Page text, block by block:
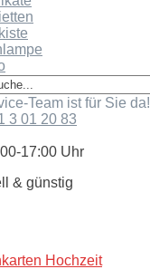
Team ist für Sie da!
3 01 20 83
17:00 Uhr
& günstig
Hochzeit